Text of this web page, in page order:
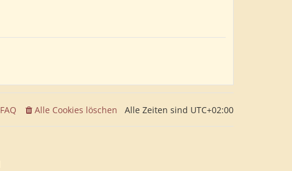
Alle Zeiten sind UTC+02:00
Alle Cookies löschen
FAQ